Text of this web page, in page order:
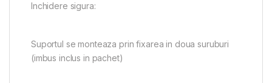
Inchidere sigura:
Suportul se monteaza prin fixarea in doua suruburi
(imbus inclus in pachet)